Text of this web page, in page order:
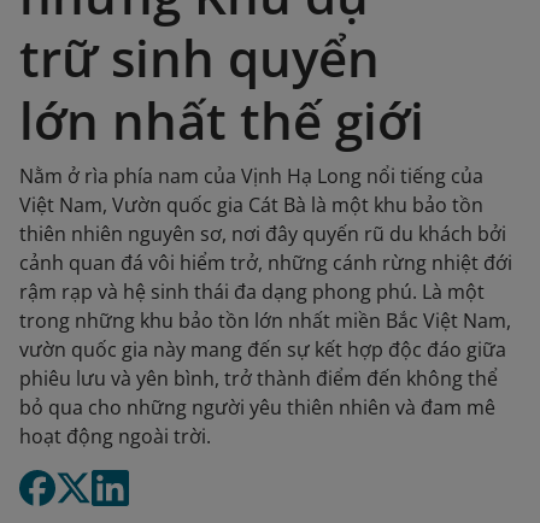
trữ sinh quyển
lớn nhất thế giới
Nằm ở rìa phía nam của Vịnh Hạ Long nổi tiếng của
Việt Nam, Vườn quốc gia Cát Bà là một khu bảo tồn
thiên nhiên nguyên sơ, nơi đây quyến rũ du khách bởi
cảnh quan đá vôi hiểm trở, những cánh rừng nhiệt đới
rậm rạp và hệ sinh thái đa dạng phong phú. Là một
trong những khu bảo tồn lớn nhất miền Bắc Việt Nam,
vườn quốc gia này mang đến sự kết hợp độc đáo giữa
phiêu lưu và yên bình, trở thành điểm đến không thể
bỏ qua cho những người yêu thiên nhiên và đam mê
hoạt động ngoài trời.